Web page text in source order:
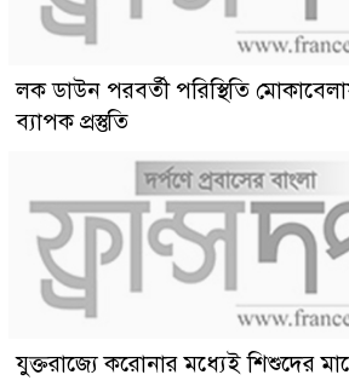
লক ডাউন পরবর্তী পরিস্থিতি
ব্যাপক প্রস্তুতি
যুক্তরাজ্যে করোনার মধ্যেই শিশুদের